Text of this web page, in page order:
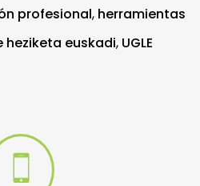
profesional, herramientas
heziketa euskadi, UGLE